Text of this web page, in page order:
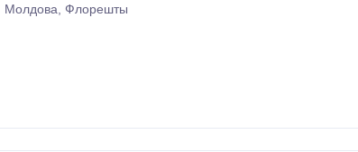
Молдова, Флорешты